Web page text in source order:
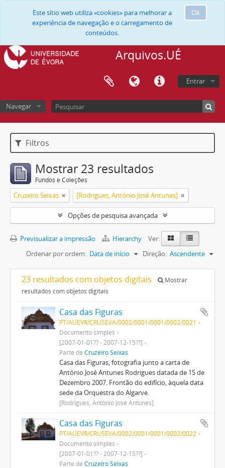
Ok
Este sítio web utiliza «cookies» para melhorar a
experiência de navegação e o carregamento de
conteúdos.
Arquivos.UÉ
Entrar
Navegar
Filtros
Mostrar 23 resultados
Fundos e Coleções
Cruzeiro Seixas [Rodrigues, António José Antunes]
Opções de pesquisa avançada
Previsualizar a impressão Hierarchy
Ver:
Ordenar por ordem: Data de início Direção: Ascendente
23 resultados com objetos digitais
Mostrar
resultados com objetos digitais
Casa das Figuras
PT/AUEVR/CRUSEI/A/0002/0001/0001/0002/0021
Documento simples
[2007-01-01?? - 2007-12-15??]
Parte de Cruzeiro Seixas
Casa das Figuras, fotografia junto a carta de
António José Antunes Rodrigues datada de 15 de
Dezembro 2007. Frontão do edifício, àquela data
sede da Orquestra do Algarve.
[Rodrigues, António José Antunes]
Casa das Figuras
PT/AUEVR/CRUSEI/A/0002/0001/0001/0002/0022
Documento simples
[2007-01-01?? - 2007-12-15??]
Parte de Cruzeiro Seixas